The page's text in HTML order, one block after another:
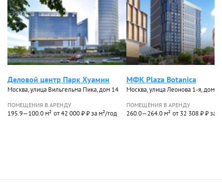
Деловой центр Парк Хуамин
Москва, улица Вильгельма Пика, дом 14
ПОМЕЩЕНИЯ В АРЕНДУ
195.9—100.0 м² от 42 000 ₽ ₽ за м²/год
МФК Plaza Botanica
Москва, улица Леонова 1-я, дом
ПОМЕЩЕНИЯ В АРЕНДУ
260.0—264.0 м² от 32 308 ₽ ₽ за